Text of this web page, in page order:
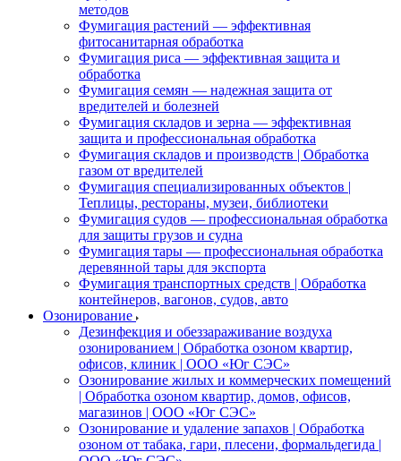
методов
Фумигация растений — эффективная
фитосанитарная обработка
Фумигация риса — эффективная защита и
обработка
Фумигация семян — надежная защита от
вредителей и болезней
Фумигация складов и зерна — эффективная
защита и профессиональная обработка
Фумигация складов и производств | Обработка
газом от вредителей
Фумигация специализированных объектов |
Теплицы, рестораны, музеи, библиотеки
Фумигация судов — профессиональная обработка
для защиты грузов и судна
Фумигация тары — профессиональная обработка
деревянной тары для экспорта
Фумигация транспортных средств | Обработка
контейнеров, вагонов, судов, авто
Озонирование
Дезинфекция и обеззараживание воздуха
озонированием | Обработка озоном квартир,
офисов, клиник | ООО «Юг СЭС»
Озонирование жилых и коммерческих помещений
| Обработка озоном квартир, домов, офисов,
магазинов | ООО «Юг СЭС»
Озонирование и удаление запахов | Обработка
озоном от табака, гари, плесени, формальдегида |